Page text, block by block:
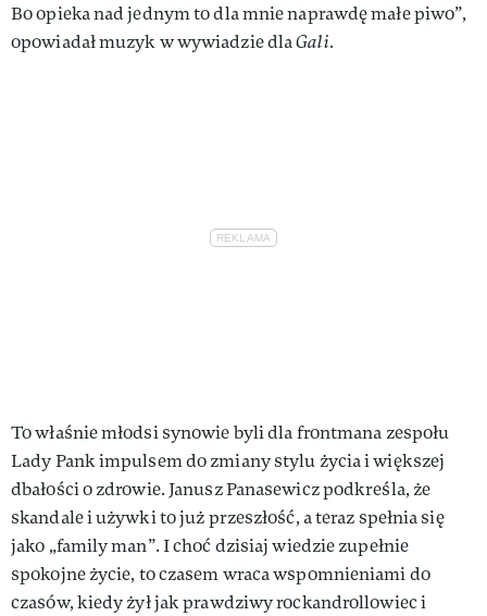
Bo opieka nad jednym to dla mnie naprawdę małe piwo”,
opowiadał muzyk w wywiadzie dlaGali.
To właśnie młodsi synowie byli dla frontmana zespołu
Lady Pank impulsem do zmiany stylu życia i większej
dbałości o zdrowie. Janusz Panasewicz podkreśla, że
skandale i używki to już przeszłość, a teraz spełnia się
jako „family man”. I choć dzisiaj wiedzie zupełnie
spokojne życie, to czasem wraca wspomnieniami do
czasów, kiedy żył jak prawdziwy rockandrollowiec i